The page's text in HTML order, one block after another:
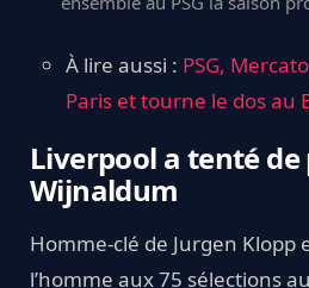
À lire aussi : PSG,
Paris et tourne le dos au
Liverpool a tenté
Wijnaldum
Homme-clé de Jurgen Klopp
l’homme aux 75 sélections